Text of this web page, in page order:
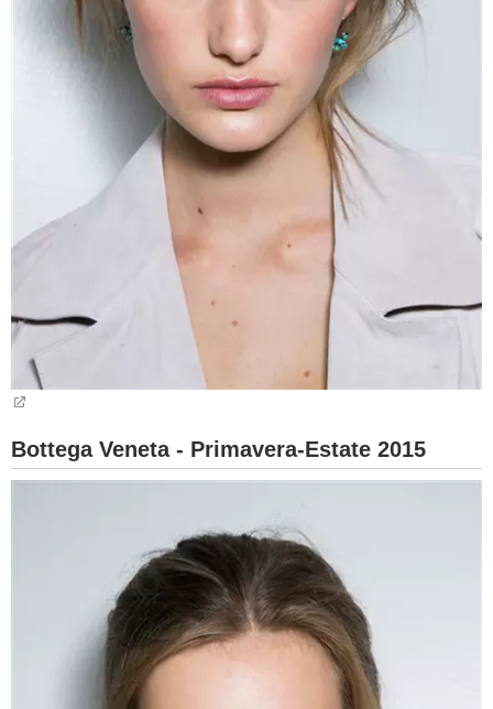
Bottega Veneta - Primavera-Estate 2015